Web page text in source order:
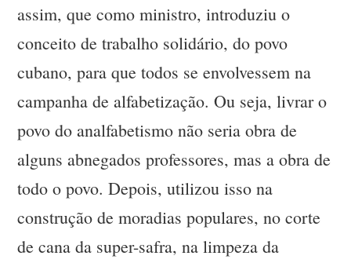
assim, que como ministro, introduziu o
conceito de trabalho solidário, do povo
cubano, para que todos se envolvessem na
campanha de alfabetização. Ou seja, livrar o
povo do analfabetismo não seria obra de
alguns abnegados professores, mas a obra de
todo o povo. Depois, utilizou isso na
construção de moradias populares, no corte
de cana da super-safra, na limpeza da